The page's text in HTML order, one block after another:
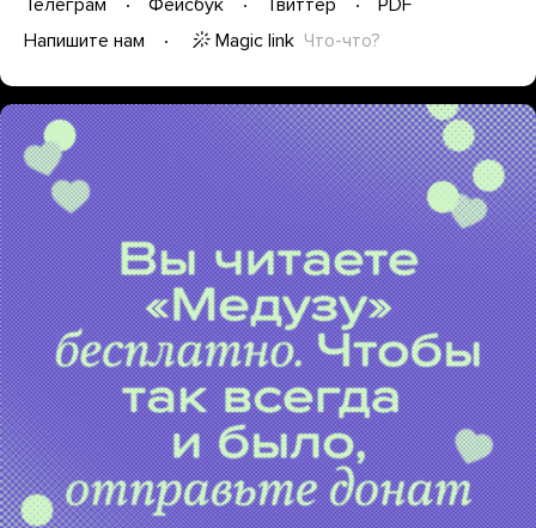
Телеграм Фейсбук Твиттер
PDF
Напишите нам
Magic link Что-что?